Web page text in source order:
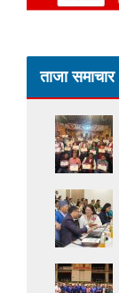
ताजा समाचार